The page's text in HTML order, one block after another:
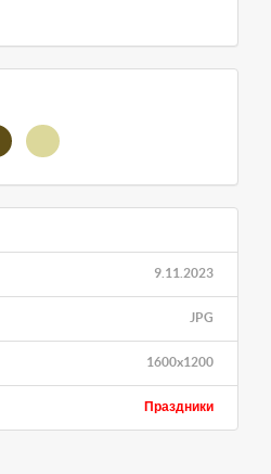
9.11.2023
JPG
1600x1200
Праздники